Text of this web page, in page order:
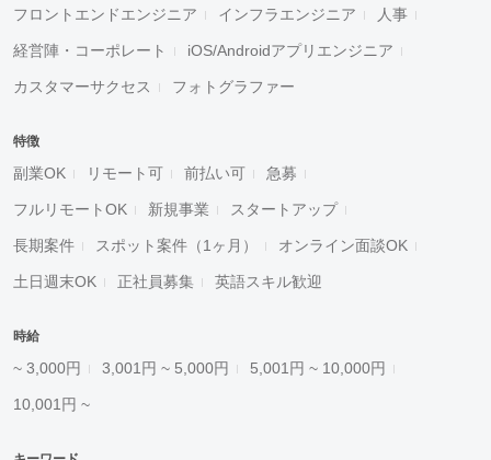
フロントエンドエンジニア インフラエンジニア 人事
経営陣・コーポレート iOS/Androidアプリエンジニア
カスタマーサクセス フォトグラファー
特徴
副業OK リモート可 前払い可 急募
フルリモートOK 新規事業 スタートアップ
長期案件 スポット案件（1ヶ月） オンライン面談OK
土日週末OK 正社員募集 英語スキル歓迎
時給
~ 3,000円 3,001円 ~ 5,000円 5,001円 ~ 10,000円
10,001円 ~